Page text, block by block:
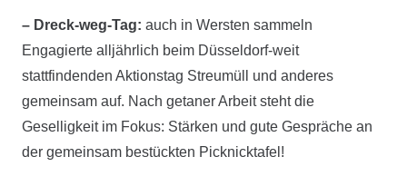
– Dreck-weg-Tag: auch in Wersten sammeln
Engagierte alljährlich beim Düsseldorf-weit
stattfindenden Aktionstag Streumüll und anderes
gemeinsam auf. Nach getaner Arbeit steht die
Geselligkeit im Fokus: Stärken und gute Gespräche an
der gemeinsam bestückten Picknicktafel!